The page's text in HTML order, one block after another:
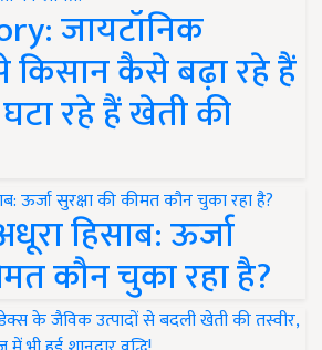
जायटॉनिक
किसान कैसे बढ़ा रहे हैं
रहे हैं खेती की
हिसाब: ऊर्जा
कौन चुका रहा है?